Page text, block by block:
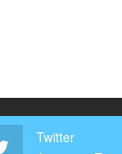
Twitter